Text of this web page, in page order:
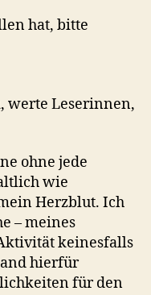
hat, bitte
, werte Leserinnen,
ohne jede
wie
Herzblut. Ich
– meines
keinesfalls
hierfür
für den